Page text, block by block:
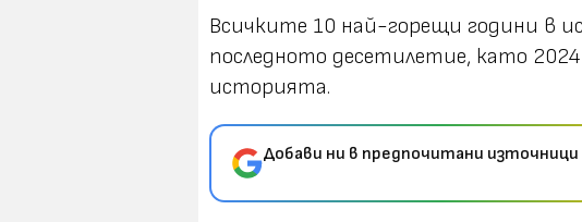
Всичките 10 най-горещи години в
последното десетилетие, като
историята.
Добави ни в предпочитани източници